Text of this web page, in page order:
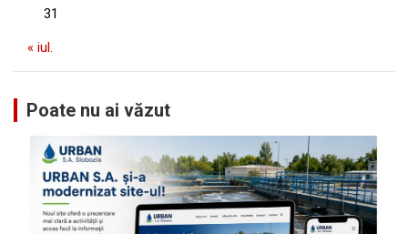
31
« iul.
Poate nu ai văzut